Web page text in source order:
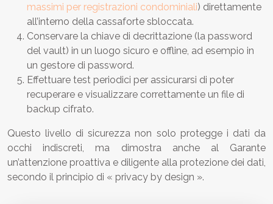
massimi per registrazioni condominiali) direttamente
all’interno della cassaforte sbloccata.
Conservare la chiave di decrittazione (la password
del vault) in un luogo sicuro e offline, ad esempio in
un gestore di password.
Effettuare test periodici per assicurarsi di poter
recuperare e visualizzare correttamente un file di
backup cifrato.
Questo livello di sicurezza non solo protegge i dati da
occhi indiscreti, ma dimostra anche al Garante
un’attenzione proattiva e diligente alla protezione dei dati,
secondo il principio di « privacy by design ».